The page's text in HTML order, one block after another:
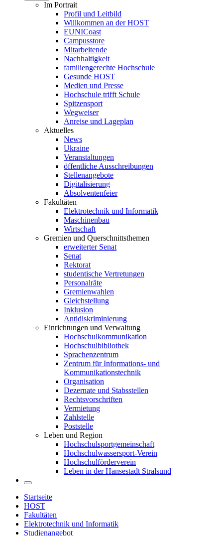
Im Portrait
Profil und Leitbild
Willkommen an der HOST
EUNICoast
Campusstore
Mitarbeitende
Nachhaltigkeit
familiengerechte Hochschule
Gesunde HOST
Medien und Presse
Hochschule trifft Schule
Spitzensport
Wegweiser
Anreise und Lageplan
Aktuelles
News
Ukraine
Veranstaltungen
öffentliche Ausschreibungen
Stellenangebote
Digitalisierung
Absolventenfeier
Fakultäten
Elektrotechnik und Informatik
Maschinenbau
Wirtschaft
Gremien und Querschnittsthemen
erweiterter Senat
Senat
Rektorat
studentische Vertretungen
Personalräte
Gremienwahlen
Gleichstellung
Inklusion
Antidiskriminierung
Einrichtungen und Verwaltung
Hochschulkommunikation
Hochschulbibliothek
Sprachenzentrum
Zentrum für Informations- und
Kommunikationstechnik
Organisation
Dezernate und Stabsstellen
Rechtsvorschriften
Vermietung
Zahlstelle
Poststelle
Leben und Region
Hochschulsportgemeinschaft
Hochschulwassersport-Verein
Hochschulförderverein
Leben in der Hansestadt Stralsund
Startseite
HOST
Fakultäten
Elektrotechnik und Informatik
Studienangebot